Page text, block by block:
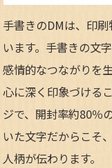
手書きのDMは、印
います。手書きの文
感情的なつながりを
心に深く印象づける
ジで、開封率約80％
いた文字だからこそ
人柄が伝わります。